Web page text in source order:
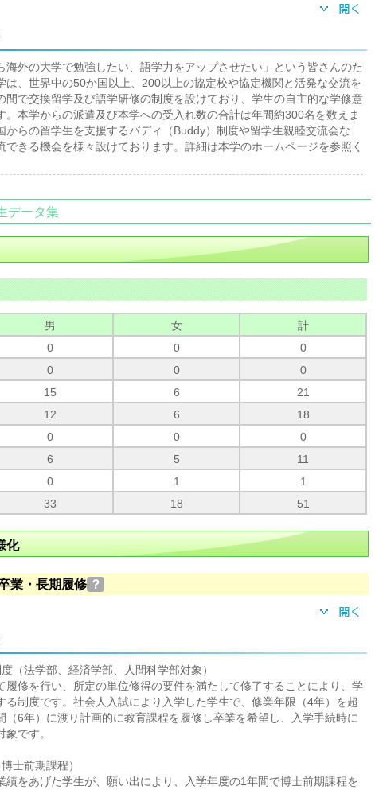
海外の大学で勉強したい、語学力をアップさせたい」という皆さんのた
は、世界中の50か国以上、200以上の協定校や協定機関と活発な交流を
間で交換留学及び語学研修の制度を設けており、学生の自主的な学修意
。本学からの派遣及び本学への受入れ数の合計は年間約300名を数えま
からの留学生を支援するバディ（Buddy）制度や留学生親睦交流会な
できる機会を様々設けております。詳細は本学のホームページを参照く
データ集
男 女
計
0 0
0
0 0
0
15 6
21
12 6
18
0 0
0
6 5
11
0 1
1
33 18 51
化
業・長期履修 ？
（法学部、経済学部、人間科学部対象）
履修を行い、所定の単位修得の要件を満たして修了することにより、学
る制度です。社会人入試により入学した学生で、修業年限（4年）を超
（6年）に渡り計画的に教育課程を履修し卒業を希望し、入学手続時に
です。
士前期課程）
績をあげた学生が、願い出により、入学年度の1年間で博士前期課程を